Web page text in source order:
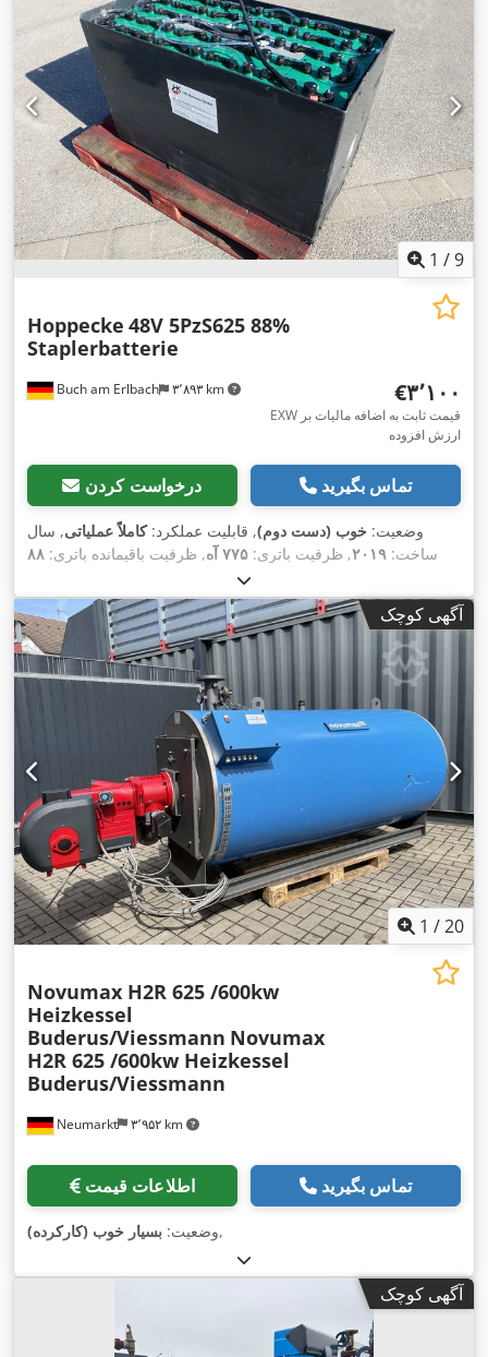
1 /9
Buch am Erlbach ۳٬۸۹۳ km
Hoppecke 48V 5PzS625 88%
Staplerbatterie
‎€۳٬۱۰۰
EXW قیمت ثابت به اضافه مالیات بر
ارزش افزوده
درخواست کردن تماس بگیرید
وضعیت: خوب (دست دوم), قابلیت عملکرد:کاملاً عملیاتی, سال
ساخت: ۲۰۱۹, ظرفیت باتری: ۷۷۵ آه , ظرفیت باقیمانده باتری: ۸۸
, عرض کل:
میلی‌متر, ارتفاع کل:۷۸۵ میلی‌متر , وزن کل:۱٬۱۱۸ کیلوگرم
, نوع
سوخت:برقی , آگهی کوچک
1 /20
Neumarkt ۳٬۹۵۲ km
Novumax H2R 625 /600kw
Heizkessel
Buderus/Viessmann Novumax
H2R 625 /600kw Heizkessel
Buderus/Viessmann
اطلاعات قیمت تماس بگیرید
وضعیت: بسیار خوب (کارکرده) ,
آگهی کوچک